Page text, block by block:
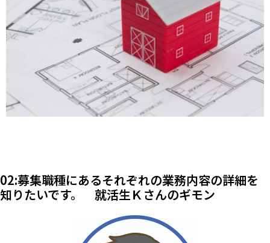
02:募集職種にあるそれぞれの業務内容の詳細を
知りたいです。 就活生Ｋさんのギモン